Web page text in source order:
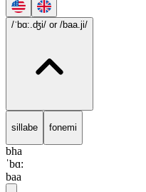
/ˈbɑ:.ʤi/ or /baa.ji/
sillabe fonemi
bha
ˈbɑ:
baa